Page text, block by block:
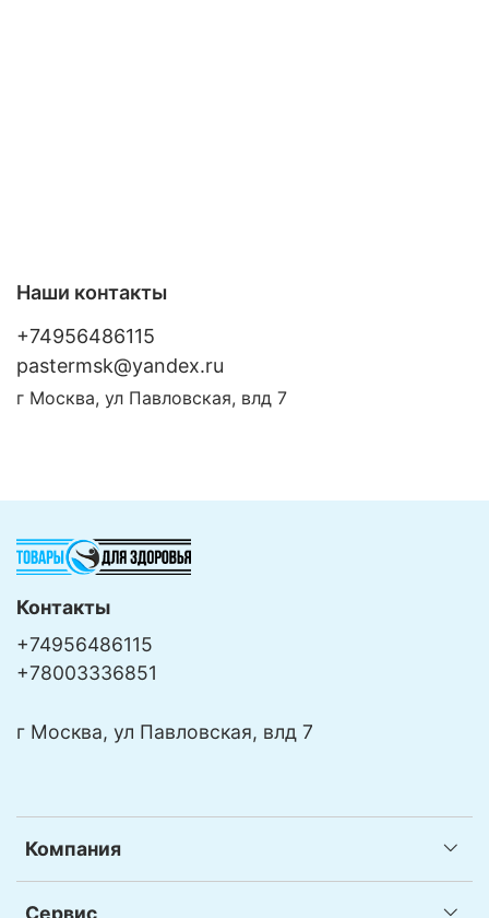
Наши контакты
+74956486115
pastermsk@yandex.ru
г Москва, ул Павловская, влд 7
Компания
Сервис
Контакты
+74956486115
+78003336851
г Москва, ул Павловская, влд 7